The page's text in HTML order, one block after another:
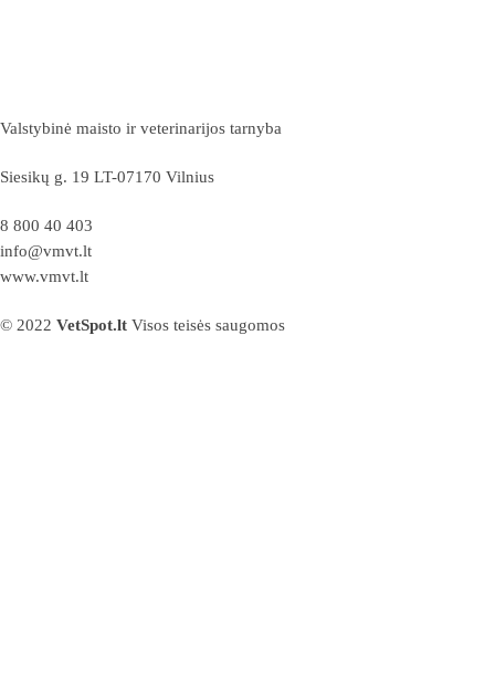
Valstybinė maisto ir veterinarijos tarnyba
Siesikų g. 19 LT-07170 Vilnius
8 800 40 403
info@vmvt.lt
www.vmvt.lt
© 2022 VetSpot.lt Visos teisės saugomos